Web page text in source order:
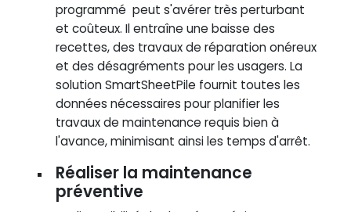
programmé peut s'avérer très perturbant
et coûteux. Il entraîne une baisse des
recettes, des travaux de réparation onéreux
et des désagréments pour les usagers. La
solution SmartSheetPile fournit toutes les
données nécessaires pour planifier les
travaux de maintenance requis bien à
l'avance, minimisant ainsi les temps d'arrêt.
Réaliser la maintenance
préventive